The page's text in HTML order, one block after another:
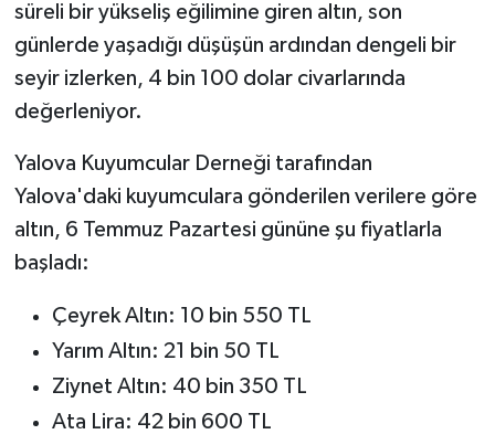
süreli bir yükseliş eğilimine giren altın, son
günlerde yaşadığı düşüşün ardından dengeli bir
seyir izlerken, 4 bin 100 dolar civarlarında
değerleniyor.
Yalova Kuyumcular Derneği tarafından
Yalova'daki kuyumculara gönderilen verilere göre
altın, 6 Temmuz Pazartesi gününe şu fiyatlarla
başladı:
Çeyrek Altın: 10 bin 550 TL
Yarım Altın: 21 bin 50 TL
Ziynet Altın: 40 bin 350 TL
Ata Lira: 42 bin 600 TL